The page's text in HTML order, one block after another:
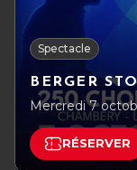
Spectacle
BERGER
Mercredi 7
RÉSERVER